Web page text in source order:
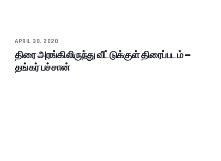
APRIL 30, 2020
திரை அரங்கிலிருந்து வீட்டுக்குள் திரைப்படம் –
தங்கர் பச்சான்